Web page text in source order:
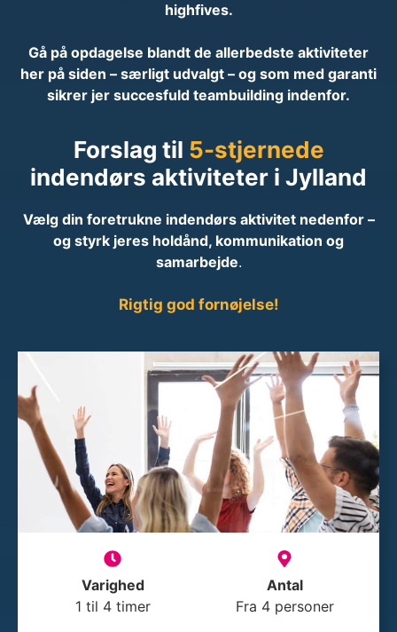
highfives.
Gå på opdagelse blandt de allerbedste aktiviteter
her på siden – særligt udvalgt – og som med garanti
sikrer jer succesfuld teambuilding indenfor.
Forslag til 5-stjernede
indendørs aktiviteter i Jylland
Vælg din foretrukne indendørs aktivitet nedenfor –
og styrk jeres holdånd, kommunikation og
samarbejde.
Rigtig god fornøjelse!
Varighed
1 til 4 timer
Antal
Fra 4 personer